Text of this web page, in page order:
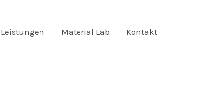
Leistungen Material Lab Kontakt